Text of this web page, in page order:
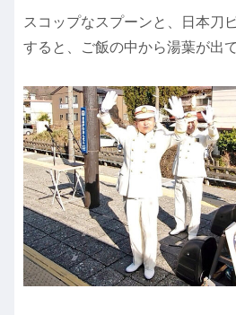
スコップなスプーンと、日本刀
すると、ご飯の中から湯葉が出